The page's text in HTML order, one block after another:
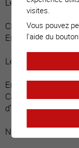
Chambre
Escalier permettant
Le deuxième :
Entrée
Cave / carnotzet /
d’eau, armoires
Niveau principal :
visites.
Vous pouvez
l'aide du